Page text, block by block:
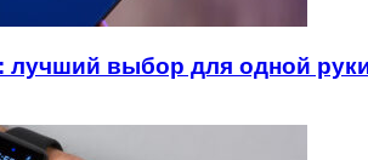
лучший выбор для одной